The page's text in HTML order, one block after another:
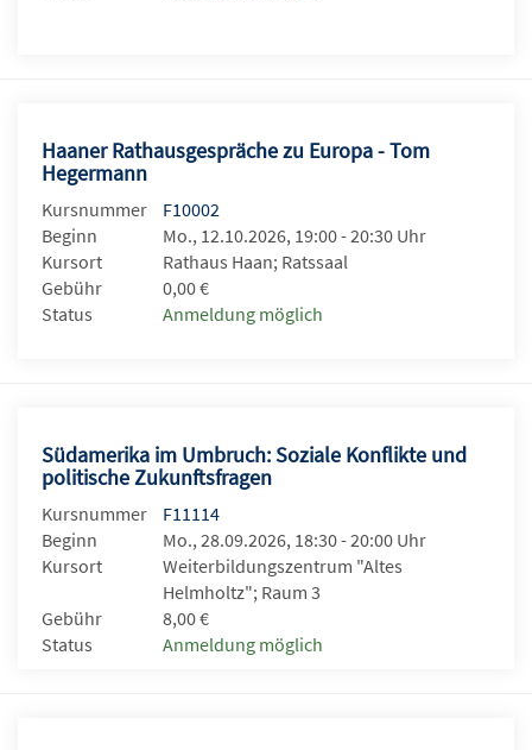
Haaner Rathausgespräche zu Europa - Tom
Hegermann
Kursnummer
F10002
Beginn
Mo., 12.10.2026, 19:00 - 20:30 Uhr
Kursort
Rathaus Haan; Ratssaal
Gebühr
0,00 €
Status
Anmeldung möglich
Südamerika im Umbruch: Soziale Konflikte und
politische Zukunftsfragen
Kursnummer
F11114
Beginn
Mo., 28.09.2026, 18:30 - 20:00 Uhr
Kursort
Weiterbildungszentrum "Altes
Helmholtz"; Raum 3
Gebühr
8,00 €
Status
Anmeldung möglich